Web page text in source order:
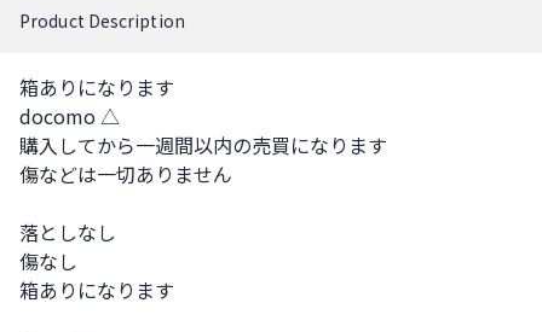
Product Description
箱ありになります
docomo △
購入してから一週間以内の売買になります
傷などは一切ありません
落としなし
傷なし
箱ありになります